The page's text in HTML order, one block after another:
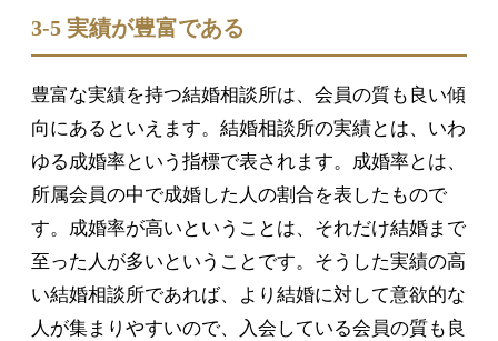
3-5 実績が豊富である
豊富な実績を持つ結婚相談所は、会員の質も良い傾
向にあるといえます。結婚相談所の実績とは、いわ
ゆる成婚率という指標で表されます。成婚率とは、
所属会員の中で成婚した人の割合を表したもので
す。成婚率が高いということは、それだけ結婚まで
至った人が多いということです。そうした実績の高
い結婚相談所であれば、より結婚に対して意欲的な
人が集まりやすいので、入会している会員の質も良